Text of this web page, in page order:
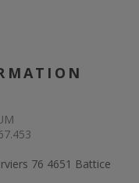
76 4651 Battice